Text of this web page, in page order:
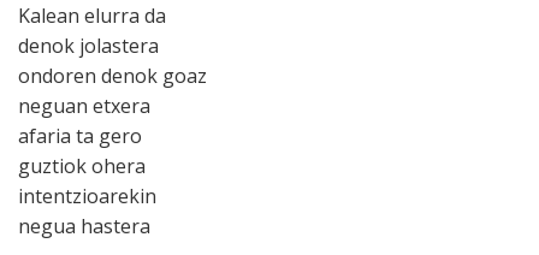
Kalean elurra da
denok jolastera
ondoren denok goaz
neguan etxera
afaria ta gero
guztiok ohera
intentzioarekin
negua hastera